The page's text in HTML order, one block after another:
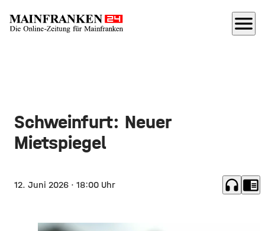
menu
Schweinfurt: Neuer
Mietspiegel
12. Juni 2026 · 18:00 Uhr headphones chrome_reader_mode